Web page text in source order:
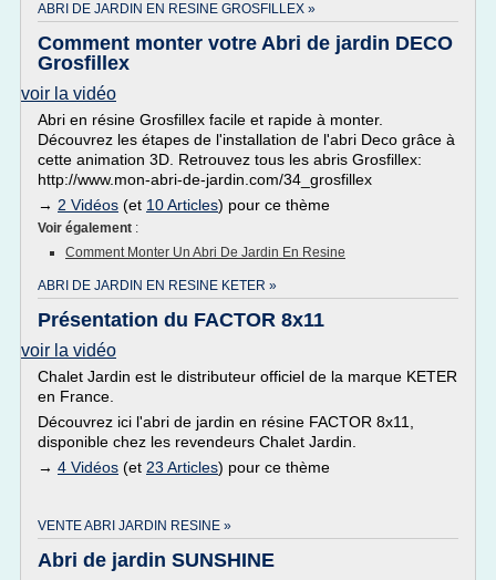
ABRI DE JARDIN EN RESINE GROSFILLEX »
Comment monter votre Abri de jardin DECO
Grosfillex
voir la vidéo
Abri en résine Grosfillex facile et rapide à monter.
Découvrez les étapes de l'installation de l'abri Deco grâce à
cette animation 3D. Retrouvez tous les abris Grosfillex:
http://www.mon-abri-de-jardin.com/34_grosfillex
→ 2 Vidéos (et 10 Articles) pour ce thème
Voir également :
Comment Monter Un Abri De Jardin En Resine
ABRI DE JARDIN EN RESINE KETER »
Présentation du FACTOR 8x11
voir la vidéo
Chalet Jardin est le distributeur officiel de la marque KETER
en France.
Découvrez ici l'abri de jardin en résine FACTOR 8x11,
disponible chez les revendeurs Chalet Jardin.
→ 4 Vidéos (et 23 Articles) pour ce thème
VENTE ABRI JARDIN RESINE »
Abri de jardin SUNSHINE